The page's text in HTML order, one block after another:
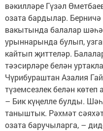
вәкилләре Гүзәл
озата бардылар. Берничә
вакытында балалар
урыннарында булып,
кайтып җиттеләр.
тәэсирләре белән
Чүрибураштан Азалия
түземсезлек белән көтеп
– Бик күңелле булды.
таныштык. Рәхмәт
озата баручыларга, –